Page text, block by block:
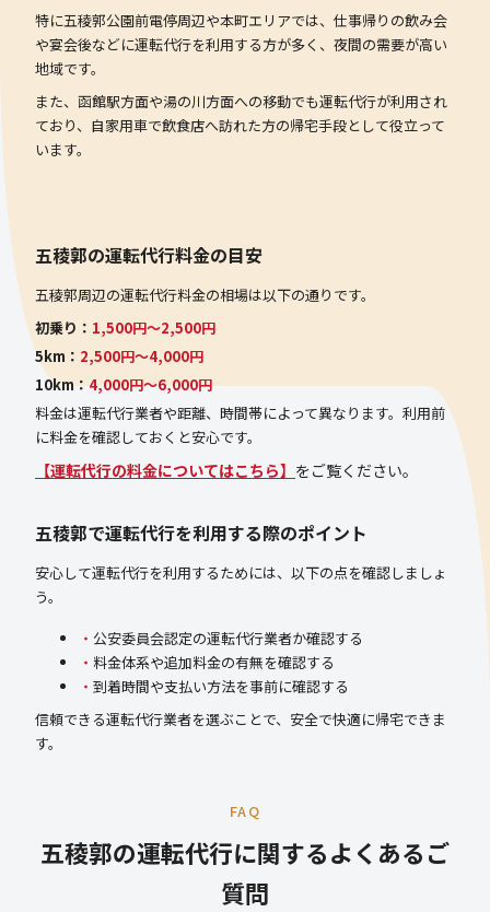
特に五稜郭公園前電停周辺や本町エリアでは、仕事帰りの飲み会
や宴会後などに運転代行を利用する方が多く、夜間の需要が高い
地域です。
また、函館駅方面や湯の川方面への移動でも運転代行が利用され
ており、自家用車で飲食店へ訪れた方の帰宅手段として役立って
います。
五稜郭の運転代行料金の目安
五稜郭周辺の運転代行料金の相場は以下の通りです。
初乗り： 1,500円〜2,500円
5km： 2,500円〜4,000円
10km：4,000円〜6,000円
料金は運転代行業者や距離、時間帯によって異なります。利用前
に料金を確認しておくと安心です。
【運転代行の料金についてはこちら】 をご覧ください。
五稜郭で運転代行を利用する際のポイント
安心して運転代行を利用するためには、以下の点を確認しましょ
う。
公安委員会認定の運転代行業者か確認する
料金体系や追加料金の有無を確認する
到着時間や支払い方法を事前に確認する
信頼できる運転代行業者を選ぶことで、安全で快適に帰宅できま
す。
FAQ
五稜郭の運転代行に関するよくあるご
質問